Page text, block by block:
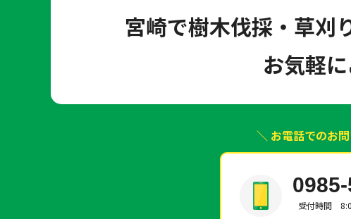
宮崎で樹木伐採・草刈
お気軽
＼ お電話でのお
受付時間